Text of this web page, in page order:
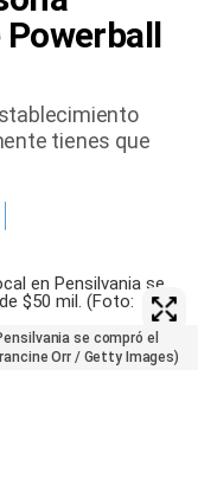
tienes que
se compró el
Orr / Getty Images)